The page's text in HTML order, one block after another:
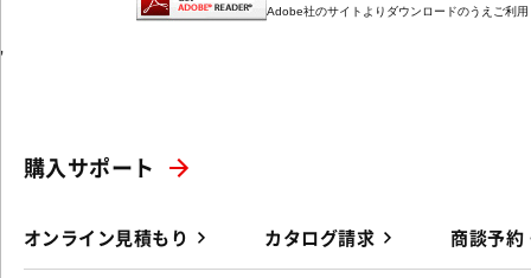
Adobe社のサイトよりダウンロードのうえご利
'
購入サポート
オンライン見積もり カタログ請求 商談予約